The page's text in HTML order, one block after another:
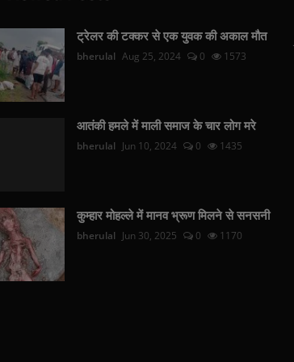
ट्रेलर की टक्कर से एक युवक की अकाल मौत
bherulal Aug 25, 2024 0 1573
आतंकी हमले में माली समाज के चार लोग मरे
bherulal Jun 10, 2024 0 1435
कुम्हार मोहल्ले में मानव भ्रूण मिलने से सनसनी
bherulal Jun 30, 2025 0 1170